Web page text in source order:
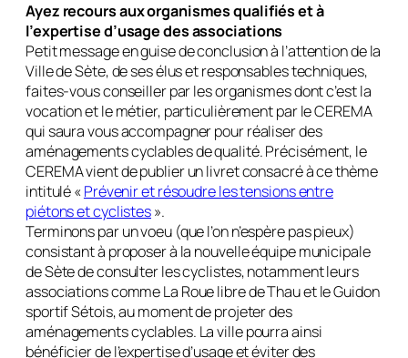
Ayez recours aux organismes qualifiés et à
l’expertise d’usage des associations
Petit message en guise de conclusion à l’attention de la
Ville de Sète, de ses élus et responsables techniques,
faites-vous conseiller par les organismes dont c’est la
vocation et le métier, particulièrement par le CEREMA
qui saura vous accompagner pour réaliser des
aménagements cyclables de qualité. Précisément, le
CEREMA vient de publier un livret consacré à ce thème
intitulé «Prévenir et résoudre les tensions entre
piétons et cyclistes».
Terminons par un voeu (que l’on n’espère pas pieux)
consistant à proposer à la nouvelle équipe municipale
de Sète de consulter les cyclistes, notamment leurs
associations comme La Roue libre de Thau et le Guidon
sportif Sétois, au moment de projeter des
aménagements cyclables. La ville pourra ainsi
bénéficier de l’expertise d’usage et éviter des